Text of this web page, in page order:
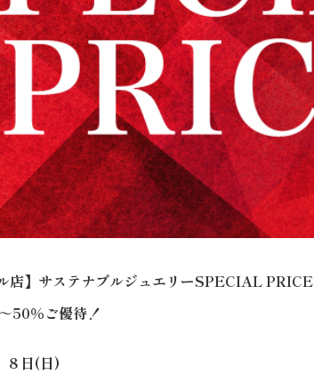
店】サステナブルジュエリーSPECIAL PRICE
50％ご優待！
日(日)